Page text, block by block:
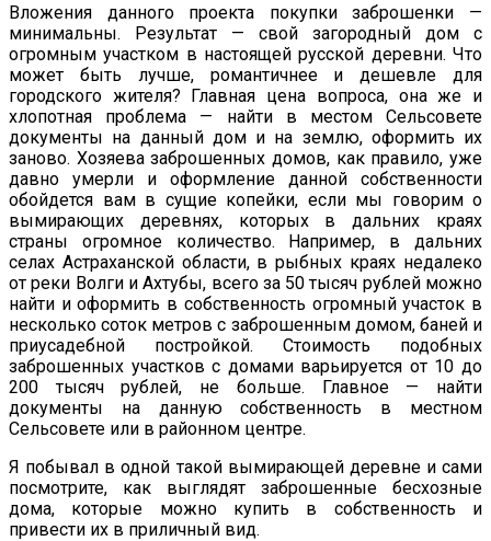
Вложения данного проекта покупки заброшенки —
минимальны. Результат — свой загородный дом с
огромным участком в настоящей русской деревни. Что
может быть лучше, романтичнее и дешевле для
городского жителя? Главная цена вопроса, она же и
хлопотная проблема — найти в местом Сельсовете
документы на данный дом и на землю, оформить их
заново. Хозяева заброшенных домов, как правило, уже
давно умерли и оформление данной собственности
обойдется вам в сущие копейки, если мы говорим о
вымирающих деревнях, которых в дальних краях
страны огромное количество. Например, в дальних
селах Астраханской области, в рыбных краях недалеко
от реки Волги и Ахтубы, всего за 50 тысяч рублей можно
найти и оформить в собственность огромный участок в
несколько соток метров с заброшенным домом, баней и
приусадебной постройкой. Стоимость подобных
заброшенных участков с домами варьируется от 10 до
200 тысяч рублей, не больше. Главное — найти
документы на данную собственность в местном
Сельсовете или в районном центре.
Я побывал в одной такой вымирающей деревне и сами
посмотрите, как выглядят заброшенные бесхозные
дома, которые можно купить в собственность и
привести их в приличный вид.